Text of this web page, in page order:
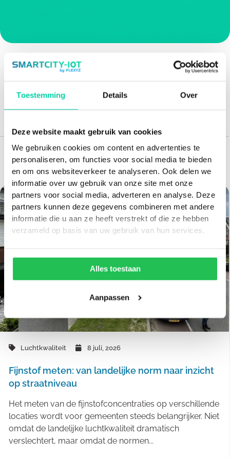
Toestemming Details Over
Deze website maakt gebruik van cookies
We gebruiken cookies om content en advertenties te
personaliseren, om functies voor social media te bieden
en om ons websiteverkeer te analyseren. Ook delen we
informatie over uw gebruik van onze site met onze
partners voor social media, adverteren en analyse. Deze
partners kunnen deze gegevens combineren met andere
informatie die u aan ze heeft verstrekt of die ze hebben
verzameld op basis van uw gebruik van hun services.
Alles toestaan
Aanpassen
Deel dit artikel
Aanbevolen artikelen voor jou
Luchtkwaliteit 8 juli, 2026
Fijnstof meten: van landelijke norm naar inzicht
op straatniveau
Het meten van de fijnstofconcentraties op verschillende
locaties wordt voor gemeenten steeds belangrijker. Niet
omdat de landelijke luchtkwaliteit dramatisch
verslechtert, maar omdat de normen...